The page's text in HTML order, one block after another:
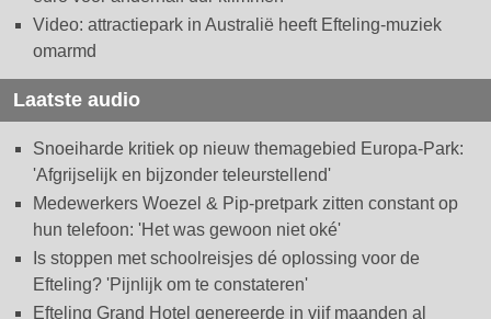
Video: attractiepark in Australië heeft Efteling-muziek
omarmd
Laatste audio
Snoeiharde kritiek op nieuw themagebied Europa-Park:
'Afgrijselijk en bijzonder teleurstellend'
Medewerkers Woezel & Pip-pretpark zitten constant op
hun telefoon: 'Het was gewoon niet oké'
Is stoppen met schoolreisjes dé oplossing voor de
Efteling? 'Pijnlijk om te constateren'
Efteling Grand Hotel genereerde in vijf maanden al